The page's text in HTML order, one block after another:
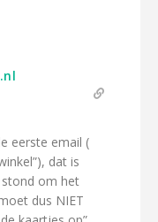
eerste email (
dat is
stond om het
dus NIET